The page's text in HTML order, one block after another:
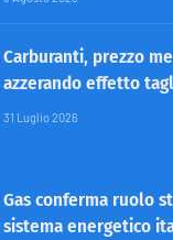
Carburanti, prezzo
azzerando effetto
31 Luglio 2026
Gas conferma ruolo
sistema energetico